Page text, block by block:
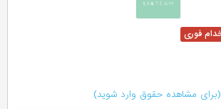
(برای مشاهده حقوق وارد شوید)